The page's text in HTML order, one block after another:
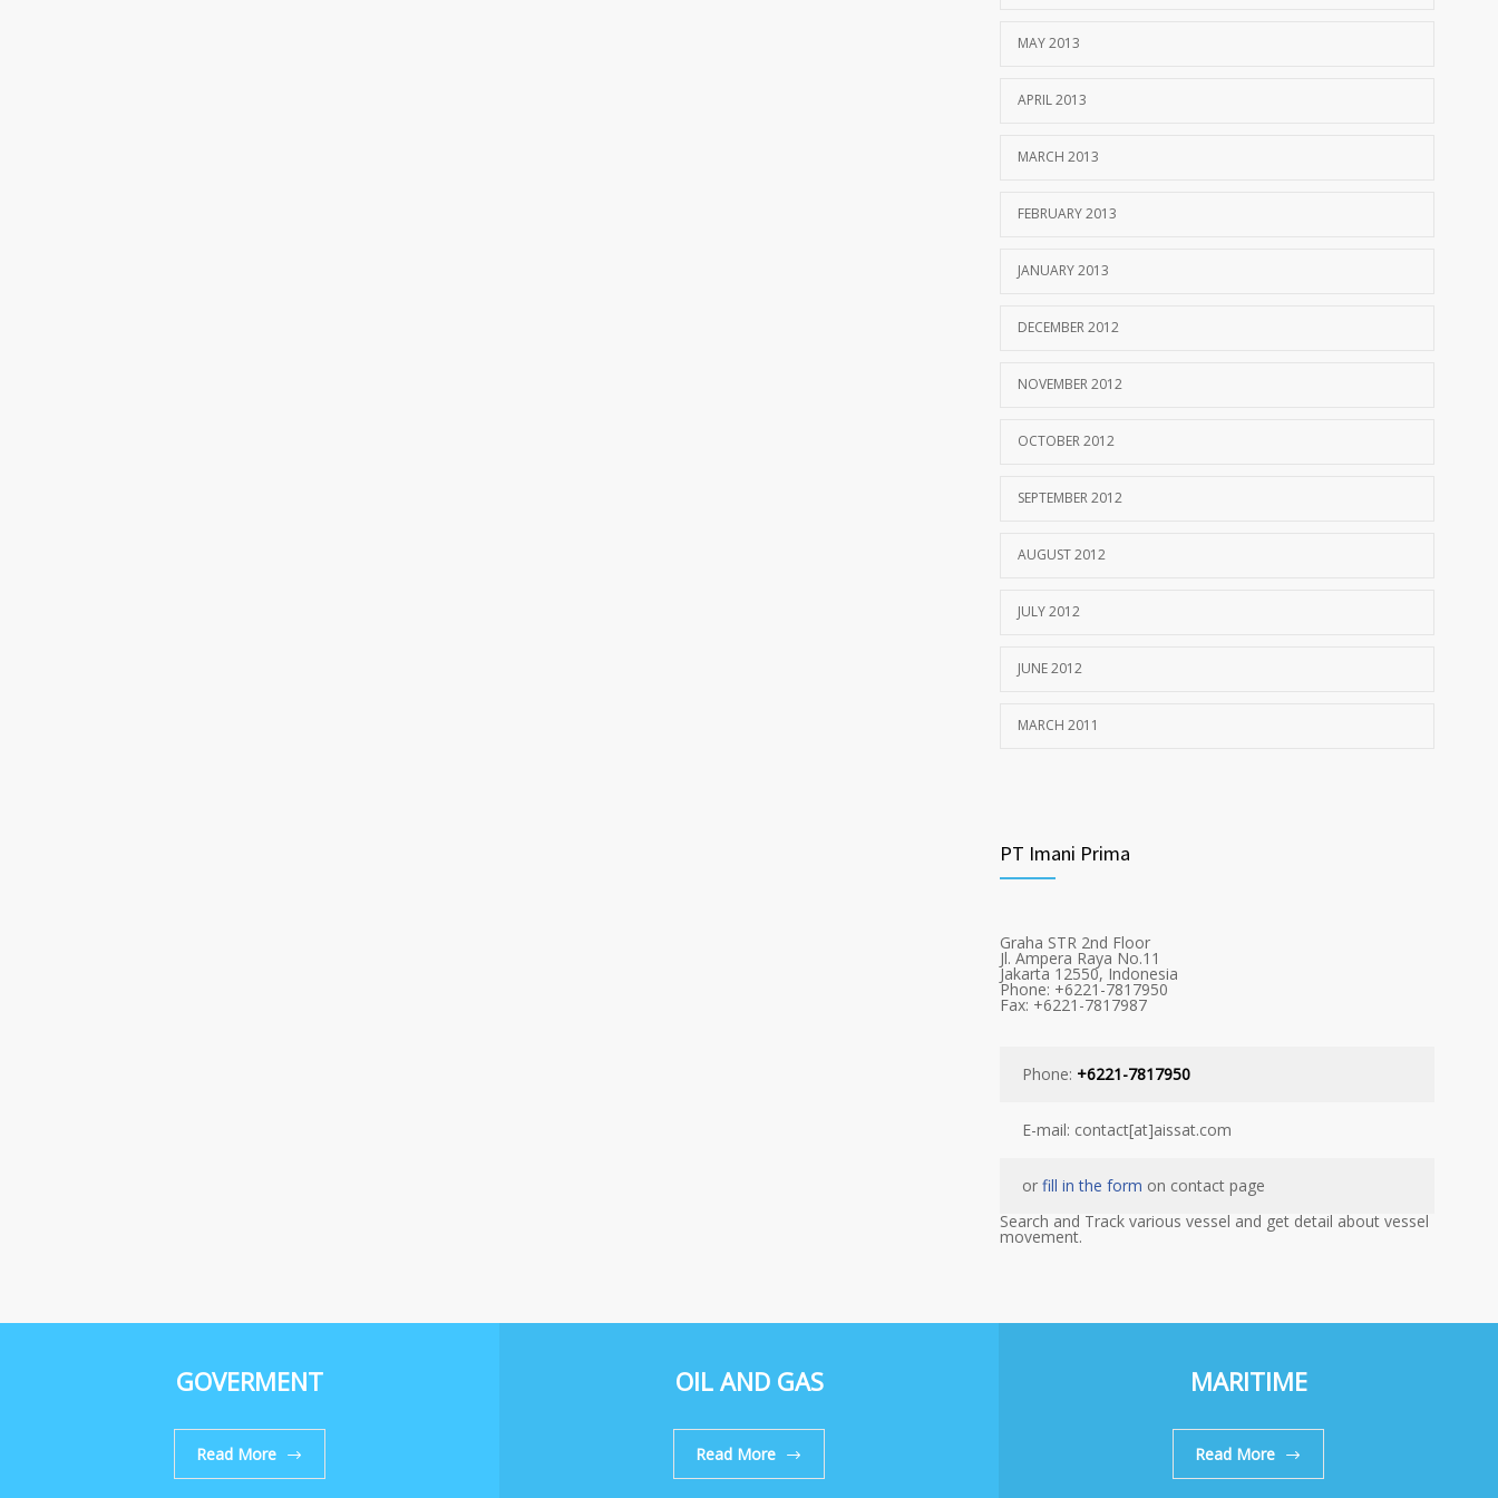
MAY 2013
APRIL 2013
MARCH 2013
FEBRUARY 2013
JANUARY 2013
DECEMBER 2012
NOVEMBER 2012
OCTOBER 2012
SEPTEMBER 2012
AUGUST 2012
JULY 2012
JUNE 2012
MARCH 2011
PT Imani Prima
Graha STR 2nd Floor
Jl. Ampera Raya No.11
Jakarta 12550, Indonesia
Phone: +6221-7817950
Fax: +6221-7817987
Phone: +6221-7817950
E-mail: contact[at]aissat.com
or fill in the form on contact page
Search and Track various vessel and get detail about vessel
movement.
GOVERMENT
Read More
OIL AND GAS
Read More
MARITIME
Read More